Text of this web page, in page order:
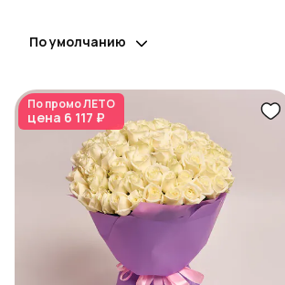
По умолчанию
По промоЛЕТО
цена 6 117 ₽